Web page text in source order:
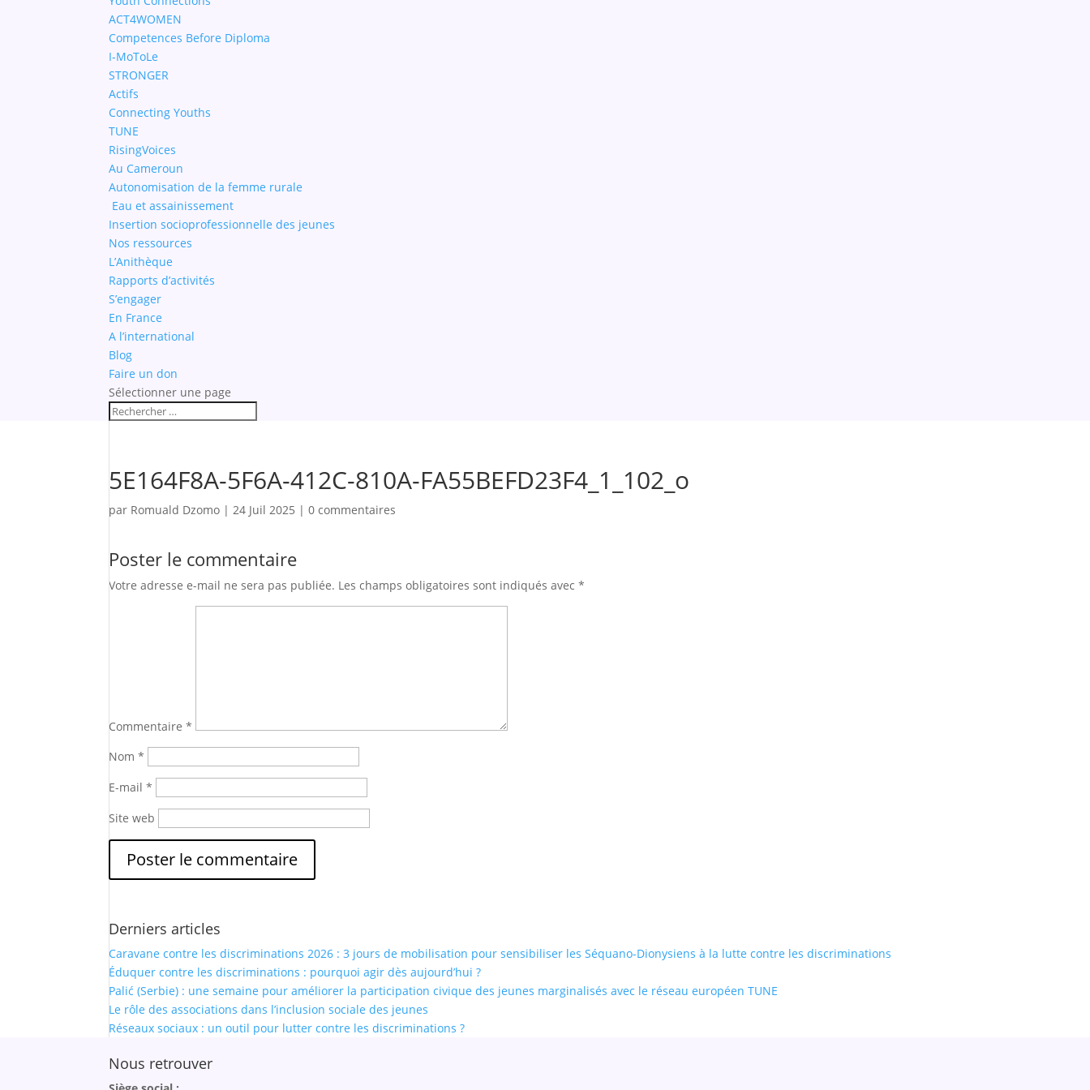
ACT4WOMEN
Competences Before Diploma
I-MoToLe
STRONGER
Actifs
Connecting Youths
TUNE
RisingVoices
Au Cameroun
Autonomisation de la femme rurale
Eau et assainissement
Insertion socioprofessionnelle des jeunes
Nos ressources
L’Anithèque
Rapports d’activités
S’engager
En France
A l’international
Blog
Faire un don
Sélectionner une page
5E164F8A-5F6A-412C-810A-FA55BEFD23F4_1_102_o
par Romuald Dzomo |24 Juil 2025 |0 commentaires
Poster le commentaire
Votre adresse e-mail ne sera pas publiée. Les champs obligatoires sont indiqués avec*
Commentaire*
Nom*
E-mail*
Site web
Derniers articles
Caravane contre les discriminations 2026 : 3 jours de mobilisation pour sensibiliser les Séquano-Dionysiens à la lutte contre les discriminations
Éduquer contre les discriminations : pourquoi agir dès aujourd’hui ?
Palić (Serbie) : une semaine pour améliorer la participation civique des jeunes marginalisés avec le réseau européen TUNE
Le rôle des associations dans l’inclusion sociale des jeunes
Réseaux sociaux : un outil pour lutter contre les discriminations ?
Nous retrouver